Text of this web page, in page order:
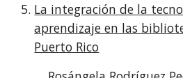
La integración de la
aprendizaje en las
Puerto Rico